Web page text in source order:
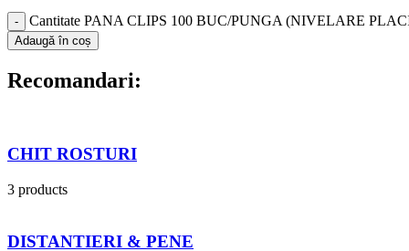
Cantitate PANA CLIPS 100 BUC/PUNGA (NIVELARE
Adaugă în coș
Recomandari:
CHIT ROSTURI
3 products
DISTANTIERI & PENE